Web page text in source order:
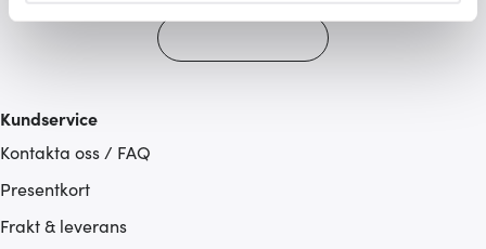
Vi använder cookies för att innehållet och annonserna
hemsidan ännu bättre. Du bestämmer själv vilka cookies
som du vill dela med dig av.
Kundservice
Kontakta oss / FAQ
Presentkort
Frakt & leverans